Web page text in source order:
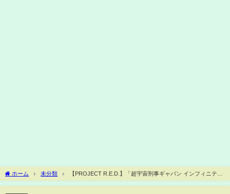
ホーム 未分類
【PROJECT R.E.D.】「超宇宙刑事ギャバン インフィニテ
ィ」超特報